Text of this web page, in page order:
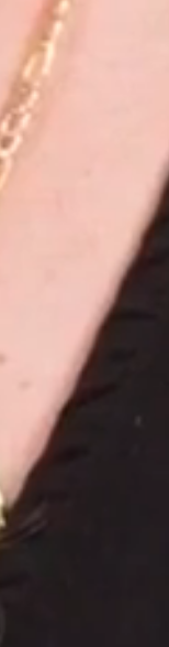
Armenia)
Florida)